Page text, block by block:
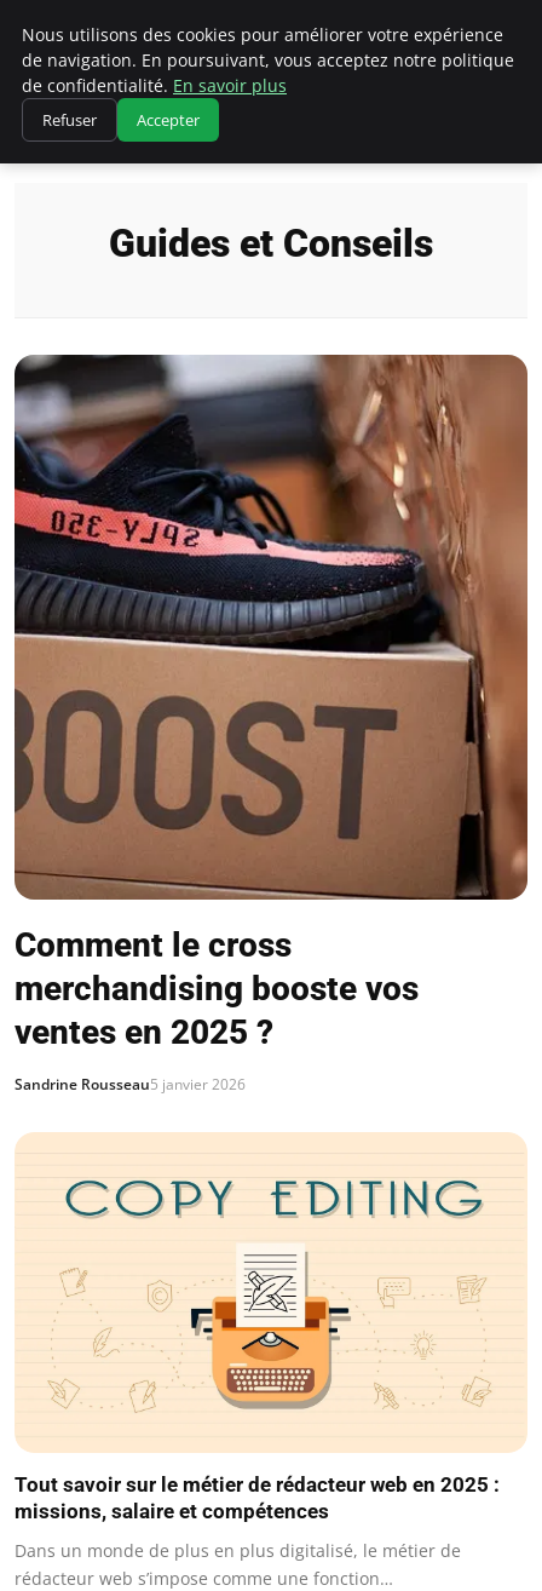
Chasseur De Tête
Accueil Guides et Conseils
Guides et Conseils
Comment le cross
merchandising booste vos
ventes en 2025 ?
Sandrine Rousseau5 janvier 2026
Tout savoir sur le métier de rédacteur web en 2025 :
missions, salaire et compétences
Dans un monde de plus en plus digitalisé, le métier de
rédacteur web s’impose comme une fonction…
Nous utilisons des cookies pour améliorer votre expérience
de navigation. En poursuivant, vous acceptez notre politique
de confidentialité. En savoir plus
Refuser Accepter